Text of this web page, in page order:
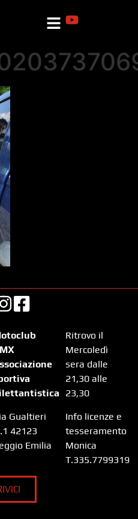
Gualtieri
42123
Emilia
Ritrovo il
Mercoledì
sera dalle
21,30 alle
23,30
Info licenze e
tesseramento
Monica
T.335.7799319